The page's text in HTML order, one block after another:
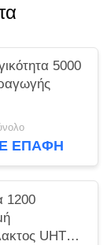
5000
ΕΠΑΦΉ
1200
UHT